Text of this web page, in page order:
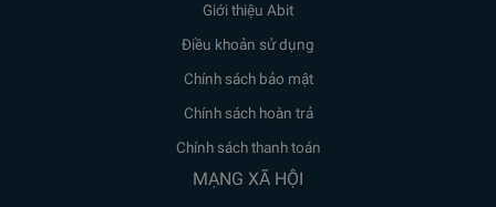
Giới thiệu Abit
Điều khoản sử dụng
Chính sách bảo mật
Chính sách hoàn trả
Chính sách thanh toán
MẠNG XÃ HỘI